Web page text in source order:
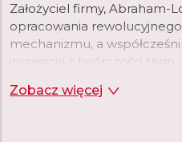
Założyciel firmy, Abraham-
opracowania
mechanizmu, a
inspirację z twórczości tego
oraz najwyższej jakości
Zobacz więcej